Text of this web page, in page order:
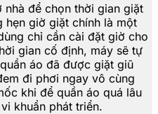
để chọn thời gian giặt
hẹn giờ giặt chính là một
chỉ cần cài đặt giờ cho
gian cố định, máy sẽ tự
áo đã được giặt giũ
đi phơi ngay vô cùng
khi để quần áo quá lâu
khuẩn phát triển.